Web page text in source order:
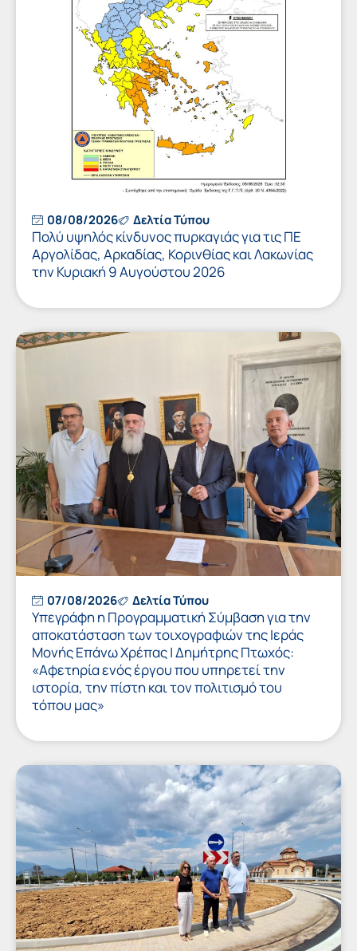
08/08/2026 Δελτία Τύπου
Πολύ υψηλός κίνδυνος πυρκαγιάς για τις ΠΕ
Αργολίδας, Αρκαδίας, Κορινθίας και Λακωνίας
την Κυριακή 9 Αυγούστου 2026
07/08/2026 Δελτία Τύπου
Υπεγράφη η Προγραμματική Σύμβαση για την
αποκατάσταση των τοιχογραφιών της Ιεράς
Μονής Επάνω Χρέπας | Δημήτρης Πτωχός:
«Αφετηρία ενός έργου που υπηρετεί την
ιστορία, την πίστη και τον πολιτισμό του
τόπου μας»